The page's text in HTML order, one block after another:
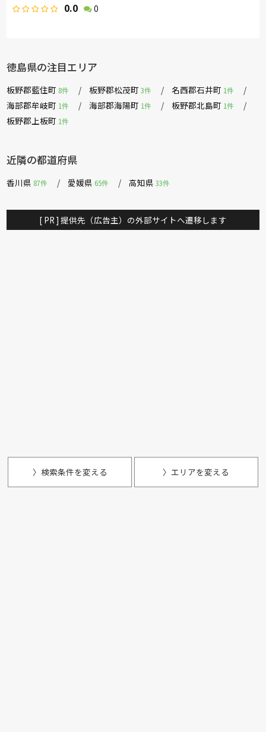
0.0 0
徳島県の注目エリア
板野郡藍住町 8件 板野郡松茂町3件 名西郡石井町 1件
海部郡牟岐町 1件 海部郡海陽町 1件 板野郡北島町 1件
板野郡上板町 1件
近隣の都道府県
香川県 87件 愛媛県 65件 高知県33件
[ PR ] 提供先（広告主）の外部サイトへ遷移します
〉検索条件を変える 〉エリアを変える